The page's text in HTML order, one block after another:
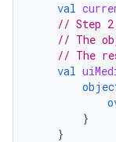
val
// Step
// The
// The
val
}
}